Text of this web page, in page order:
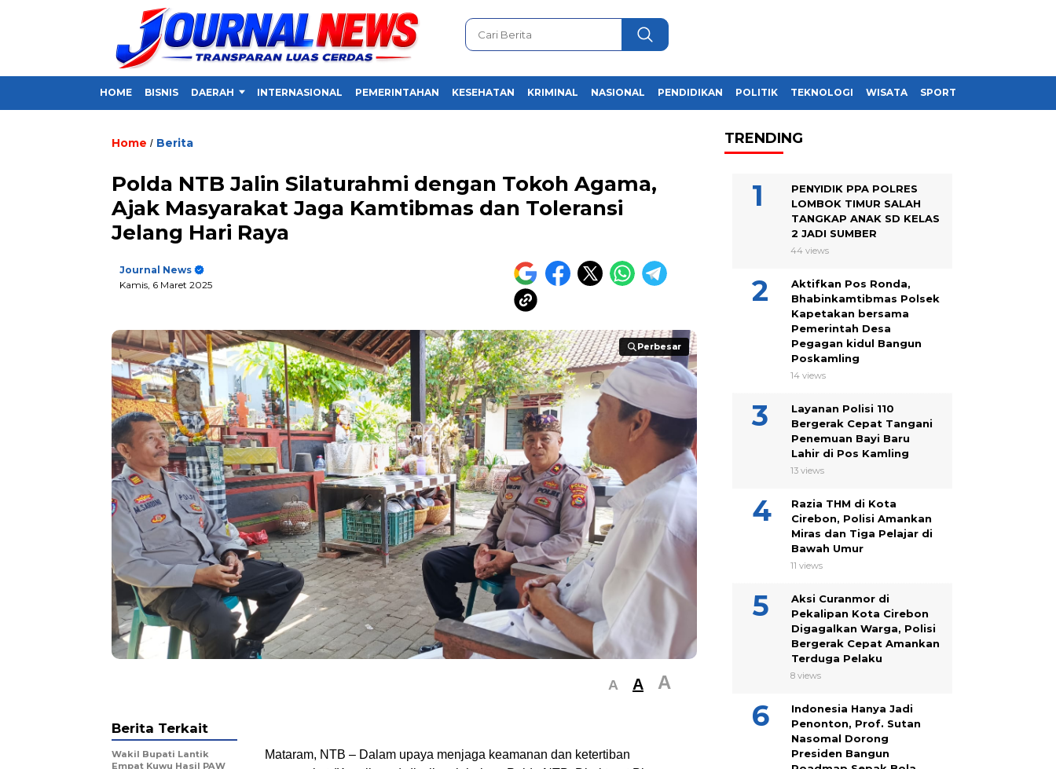
HOME BISNIS DAERAH INTERNASIONAL PEMERINTAHAN KESEHATAN KRIMINAL NASIONAL PENDIDIKAN POLITIK TEKNOLOGI WISATA SPORT
Home / Berita
Polda NTB Jalin Silaturahmi dengan Tokoh Agama,
Ajak Masyarakat Jaga Kamtibmas dan Toleransi
Jelang Hari Raya
Journal News
Kamis, 6 Maret 2025
Perbesar
Perbesar
A A A
Mataram, NTB – Dalam upaya menjaga keamanan dan ketertiban
Berita Terkait
Wakil Bupati Lantik
Empat Kuwu Hasil PAW
TRENDING
PENYIDIK PPA POLRES
LOMBOK TIMUR SALAH
TANGKAP ANAK SD KELAS
2 JADI SUMBER
44 views
Aktifkan Pos Ronda,
Bhabinkamtibmas Polsek
Kapetakan bersama
Pemerintah Desa
Pegagan kidul Bangun
Poskamling
14 views
Layanan Polisi 110
Bergerak Cepat Tangani
Penemuan Bayi Baru
Lahir di Pos Kamling
13 views
Razia THM di Kota
Cirebon, Polisi Amankan
Miras dan Tiga Pelajar di
Bawah Umur
11 views
Aksi Curanmor di
Pekalipan Kota Cirebon
Digagalkan Warga, Polisi
Bergerak Cepat Amankan
Terduga Pelaku
8 views
Indonesia Hanya Jadi
Penonton, Prof. Sutan
Nasomal Dorong
Presiden Bangun